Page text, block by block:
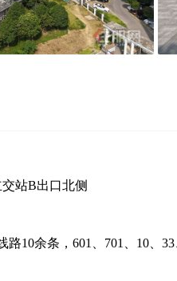
站B出口北侧
路10余条，601、701、10、